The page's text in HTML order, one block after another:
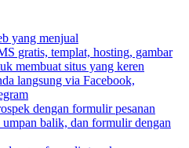
yang menjual
gratis, templat, hosting, gambar
membuat situs yang keren
langsung via Facebook,
dengan formulir pesanan
balik, dan formulir dengan